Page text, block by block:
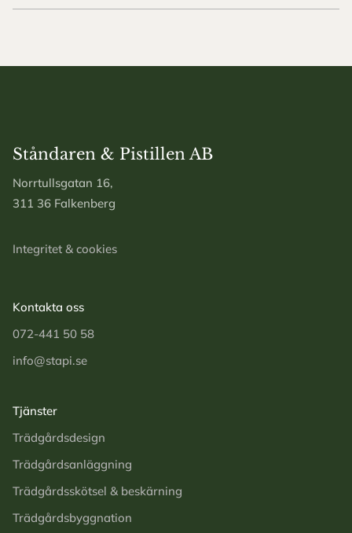
Ståndaren & Pistillen AB
Norrtullsgatan 16,
311 36 Falkenberg
Integritet & cookies
Kontakta oss
072-441 50 58
info@stapi.se
Tjänster
Trädgårds­design
Trädgårds­anläggning
Trädgårds­skötsel & beskärning
Trädgårds­byggnation